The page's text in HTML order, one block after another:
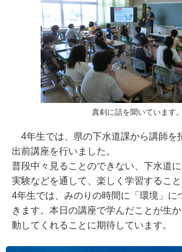
真剣に話を聞いています。
4年生では、県の下水道課から講師を
出前講座を行いました。
普段中々見ることのできない、下水道
実験などを通して、楽しく学習すること
4年生では、みのりの時間に「環境」に
きます。本日の講座で学んだことが生
動してくれることに期待しています。